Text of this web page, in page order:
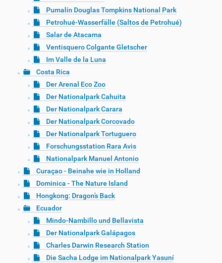
Pumalín Douglas Tompkins National Park
Petrohué-Wasserfälle (Saltos de Petrohué)
Salar de Atacama
Ventisquero Colgante Gletscher
Im Valle de la Luna
Costa Rica
Der Arenal Eco Zoo
Der Nationalpark Cahuita
Der Nationalpark Carara
Der Nationalpark Corcovado
Der Nationalpark Tortuguero
Forschungsstation Rara Avis
Nationalpark Manuel Antonio
Curaçao - Beinahe wie in Holland
Dominica - The Nature Island
Hongkong: Dragon’s Back
Ecuador
Mindo-Nambillo und Bellavista
Der Nationalpark Galápagos
Charles Darwin Research Station
Die Sacha Lodge im Nationalpark Yasuní